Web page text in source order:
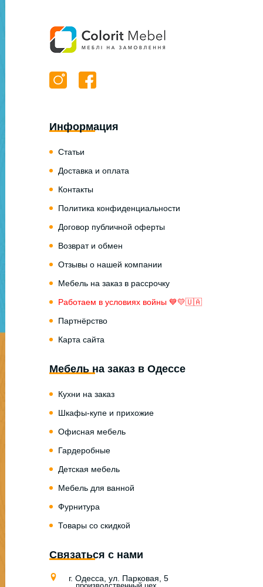
Информация
Статьи
Доставка и оплата
Контакты
Политика конфиденциальности
Договор публичной оферты
Возврат и обмен
Отзывы о нашей компании
Мебель на заказ в рассрочку
Работаем в условиях войны 💙💛🇺🇦
Партнёрство
Карта сайта
Мебель на заказ в Одессе
Кухни на заказ
Шкафы-купе и прихожие
Офисная мебель
Гардеробные
Детская мебель
Мебель для ванной
Фурнитура
Товары со скидкой
Связаться с нами
г. Одесса, ул. Парковая, 5